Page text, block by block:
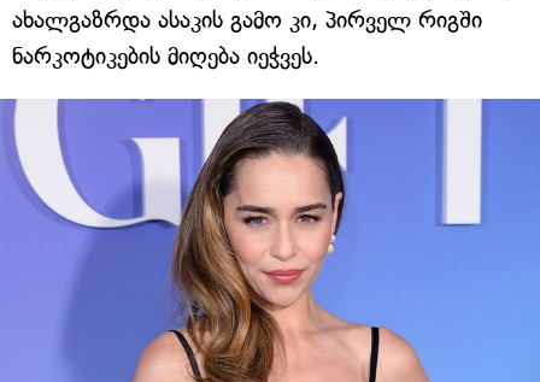
ახალგაზრდა ასაკის გამო კი, პირველ რიგში
ნარკოტიკების მიღება იეჭვეს.